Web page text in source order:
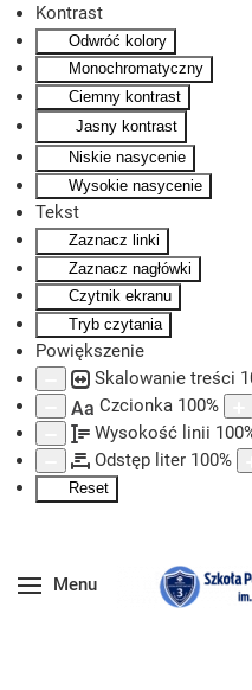
Kontrast
Odwróć kolory
Monochromatyczny
Ciemny kontrast
Jasny kontrast
Niskie nasycenie
Wysokie nasycenie
Tekst
Zaznacz linki
Zaznacz nagłówki
Czytnik ekranu
Tryb czytania
Powiększenie
Skalowanie treści
Aa Czcionka 100%
Wysokość linii 100
Odstęp liter 100%
Reset
Skip to main content
Menu